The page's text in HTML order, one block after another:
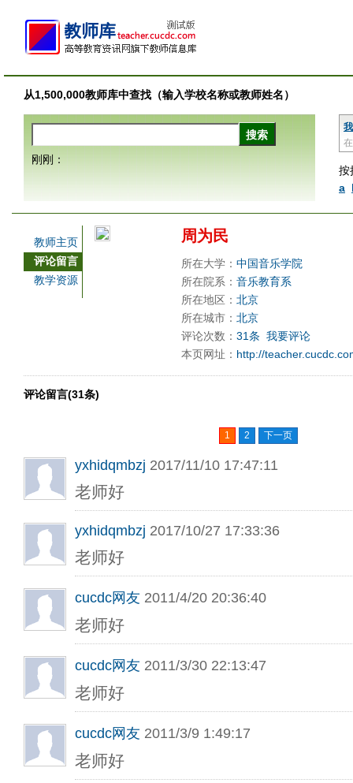
从1,500,000教师库中查找（输入学校名称或教师姓名）
按
a
刚刚：
教师主页
评论留言
教学资源
周为民
所在大学： 中国音乐学院
所在院系： 音乐教育系
所在地区： 北京
所在城市： 北京
评论次数： 31条 我要评论
本页网址： http://
评论留言(31条)
1 2 下一页
yxhidqmbzj 2017/11/10 17:47:11
老师好
yxhidqmbzj 2017/10/27 17:33:36
老师好
cucdc网友 2011/4/20 20:36:40
老师好
cucdc网友 2011/3/30 22:13:47
老师好
cucdc网友 2011/3/9 1:49:17
老师好